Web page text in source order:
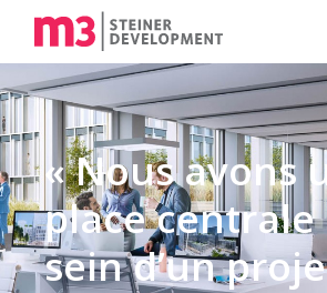
« Nous avons
place centrale
sein d’un